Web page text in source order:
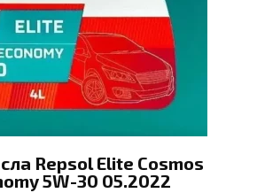
Repsol Elite Cosmos
5W-30 05.2022